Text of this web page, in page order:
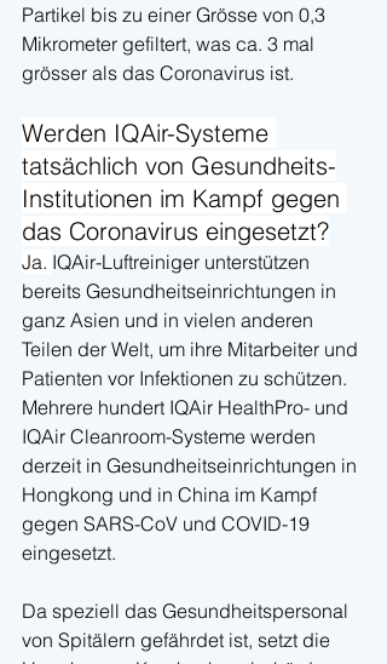
Partikel bis zu einer Grösse von 0,3
Mikrometer gefiltert, was ca. 3 mal
grösser als das Coronavirus ist.
Werden IQAir-Systeme
tatsächlich von Gesundheits-
Institutionen im Kampf gegen
das Coronavirus eingesetzt?
Ja. IQAir-Luftreiniger unterstützen
bereits Gesundheitseinrichtungen in
ganz Asien und in vielen anderen
Teilen der Welt, um ihre Mitarbeiter und
Patienten vor Infektionen zu schützen.
Mehrere hundert IQAir HealthPro- und
IQAir Cleanroom-Systeme werden
derzeit in Gesundheitseinrichtungen in
Hongkong und in China im Kampf
gegen SARS-CoV und COVID-19
eingesetzt.
Da speziell das Gesundheitspersonal
von Spitälern gefährdet ist, setzt die